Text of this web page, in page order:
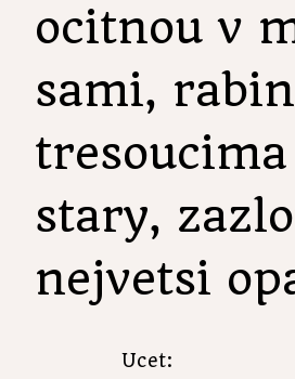
ocitnou v
sami,
stary,
nejvetsi
Ucet: